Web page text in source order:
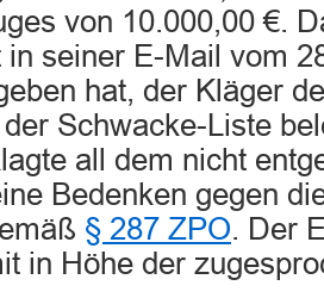
von 10.000,00 €.
in seiner E-Mail vom
hat, der Kläger
Schwacke-Liste
all dem nicht
Bedenken gegen
§ 287 ZPO. Der
in Höhe der